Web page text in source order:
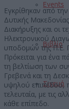
Events
Βιβλίο
Σινεμά
Εγκρίθηκαν από
Δυτικής
Διακήρυξης και οι
Ηλεκτρονικού
υποδομών της Π.Ε.
Πρόκειται για ένα
τη βελτίωση των
Γρεβενά και τη
υψηλού επιπέδου,
τελευταία, με τις
κάθε επίπεδο.